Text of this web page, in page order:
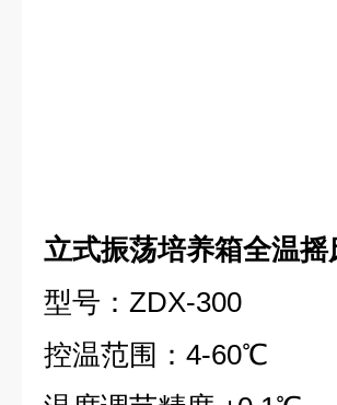
立式振荡培养箱全温摇
型号：ZDX-300
控温范围：4-60℃